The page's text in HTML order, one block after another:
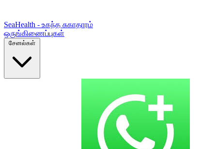
SeaHealth - உகந்த சுகாதாரம்
ஒருங்கிணைப்புகள்
சேனல்கள்